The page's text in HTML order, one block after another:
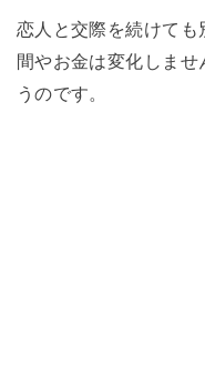
恋人と交際を続けて
間やお金は変化しませ
うのです。